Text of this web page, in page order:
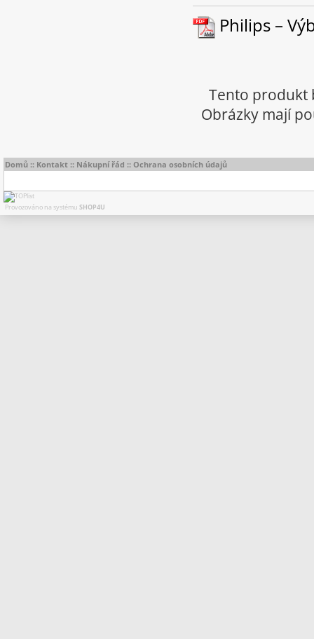
Philips –
Tento produkt
Obrázky mají
Domů :: Kontakt :: Nákupní řád :: Ochrana osobních údajů
Provozováno na systému SHOP4U